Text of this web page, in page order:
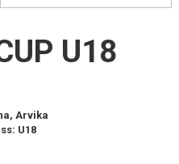
U18
Arvika
U18